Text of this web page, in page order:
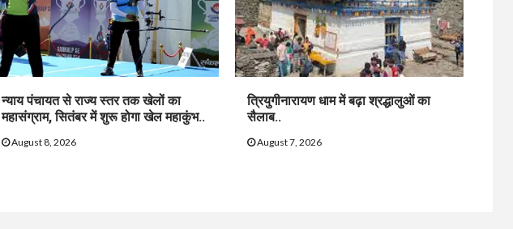
न्याय पंचायत से राज्य स्तर तक खेलों का
महासंग्राम, सितंबर में शुरू होगा खेल महाकुंभ..
August 8, 2026
त्रियुगीनारायण धाम में बढ़ा श्रद्धालुओं का
सैलाब..
August 7, 2026